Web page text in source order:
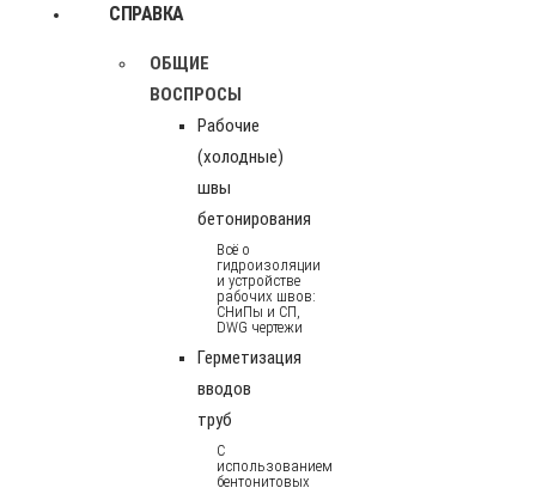
СПРАВКА
ОБЩИЕ
ВОСПРОСЫ
Рабочие
(холодные)
швы
бетонирования
Всё о
гидроизоляции
и устройстве
рабочих швов:
СНиПы и СП,
DWG чертежи
Герметизация
вводов
труб
С
использованием
бентонитовых